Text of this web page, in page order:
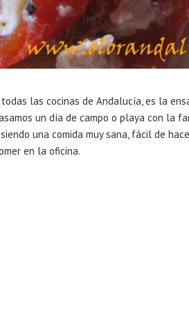
las cocinas de Andalucía, es la
un día de campo o playa con la
una comida muy sana, fácil de
en la oficina.